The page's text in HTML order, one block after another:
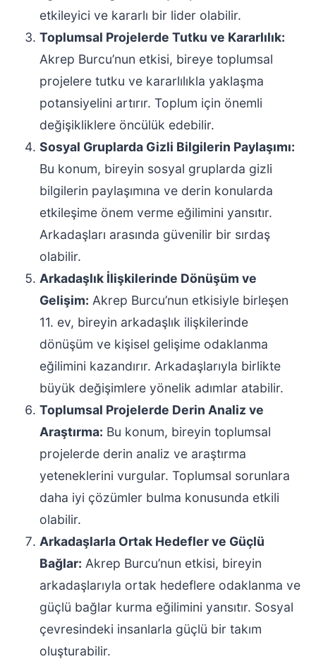
etkileyici ve kararlı bir lider olabilir.
Toplumsal Projelerde Tutku ve Kararlılık:
Akrep Burcu’nun etkisi, bireye toplumsal
projelere tutku ve kararlılıkla yaklaşma
potansiyelini artırır. Toplum için önemli
değişikliklere öncülük edebilir.
Sosyal Gruplarda Gizli Bilgilerin Paylaşımı:
Bu konum, bireyin sosyal gruplarda gizli
bilgilerin paylaşımına ve derin konularda
etkileşime önem verme eğilimini yansıtır.
Arkadaşları arasında güvenilir bir sırdaş
olabilir.
Arkadaşlık İlişkilerinde Dönüşüm ve
Gelişim: Akrep Burcu’nun etkisiyle birleşen
11. ev, bireyin arkadaşlık ilişkilerinde
dönüşüm ve kişisel gelişime odaklanma
eğilimini kazandırır. Arkadaşlarıyla birlikte
büyük değişimlere yönelik adımlar atabilir.
Toplumsal Projelerde Derin Analiz ve
Araştırma: Bu konum, bireyin toplumsal
projelerde derin analiz ve araştırma
yeteneklerini vurgular. Toplumsal sorunlara
daha iyi çözümler bulma konusunda etkili
olabilir.
Arkadaşlarla Ortak Hedefler ve Güçlü
Bağlar: Akrep Burcu’nun etkisi, bireyin
arkadaşlarıyla ortak hedeflere odaklanma ve
güçlü bağlar kurma eğilimini yansıtır. Sosyal
çevresindeki insanlarla güçlü bir takım
oluşturabilir.